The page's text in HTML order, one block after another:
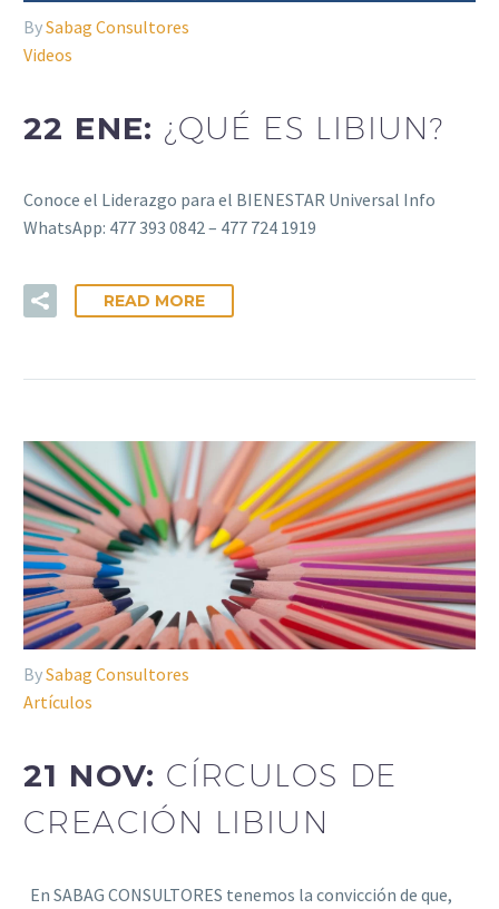
BySabag Consultores
Videos
22 ENE: ¿QUÉ ES LIBIUN?
Conoce el Liderazgo para el BIENESTAR Universal Info
WhatsApp: 477 393 0842 – 477 724 1919
READ MORE
BySabag Consultores
Artículos
21 NOV: CÍRCULOS DE
CREACIÓN LIBIUN
En SABAG CONSULTORES tenemos la convicción de que,